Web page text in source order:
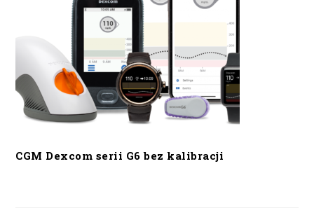
CGM Dexcom serii G6 bez kalibracji